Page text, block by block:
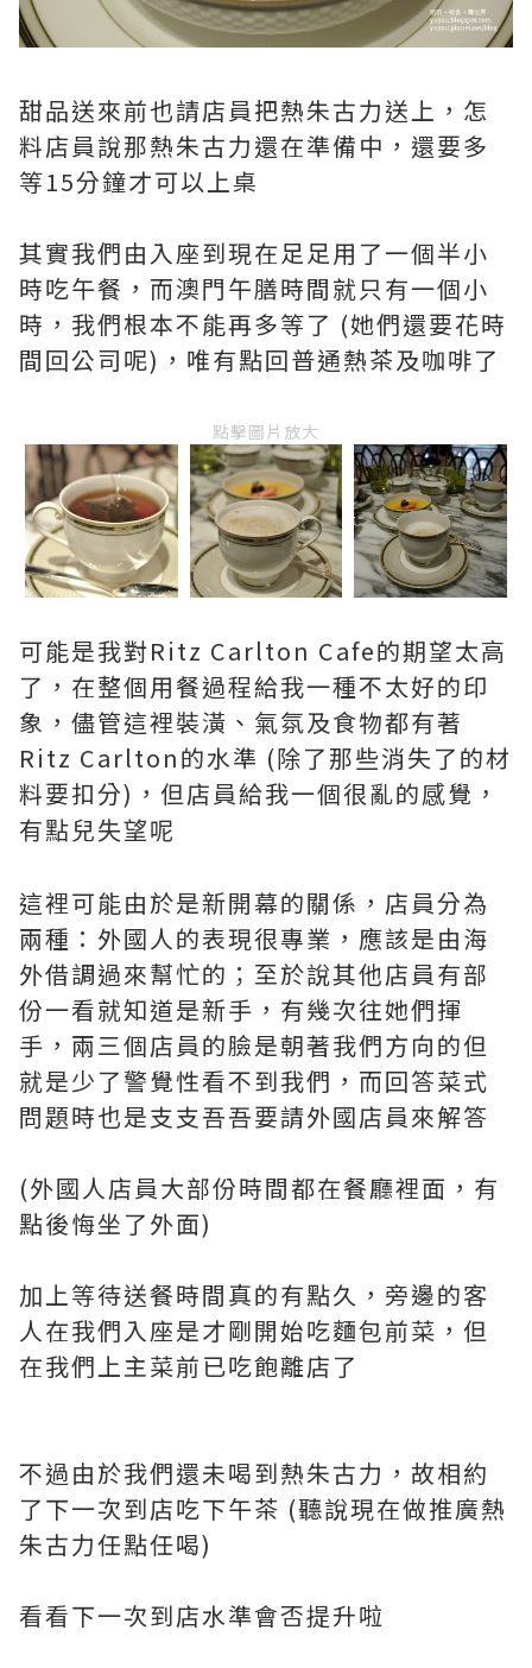
甜品送來前也請店員把熱朱古力送上，怎
料店員說那熱朱古力還在準備中，還要多
等15分鐘才可以上桌
其實我們由入座到現在足足用了一個半小
時吃午餐，而澳門午膳時間就只有一個小
時，我們根本不能再多等了 (她們還要花時
間回公司呢)，唯有點回普通熱茶及咖啡了
點擊圖片放大
可能是我對Ritz Carlton Cafe的期望太高
了，在整個用餐過程給我一種不太好的印
象，儘管這裡裝潢、氣氛及食物都有著
Ritz Carlton的水準 (除了那些消失了的材
料要扣分)，但店員給我一個很亂的感覺 ，
有點 兒失望呢
這裡可能由於是新開幕的關係，店員分為
兩種：外國人的表現很專業，應該是由海
外借調過來幫忙的； 至於說其他店員有部
份一看就知道是新手 ，有幾次往她們揮
手，兩三個店員的臉是朝著我們方向的但
就是少了警覺性看不到我們，而回答菜式
問題時也是支支吾吾要請外國店員來解答
(外國人店員大部份時間都在餐廳裡面，有
點後悔坐了外面)
加上等待送餐時間真的有點久，旁邊的客
人在我們入座是才剛開始吃麵包前菜，但
在我們上主菜前已吃飽離店了
不過由於我們還未喝到熱朱古力，故相約
了下一次到店吃下午茶 (聽說現在做推廣熱
朱古力任點任喝)
看看下一次到店水準會否提升啦